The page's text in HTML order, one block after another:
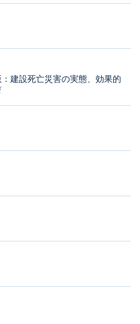
建設死亡災害の実態、効果的